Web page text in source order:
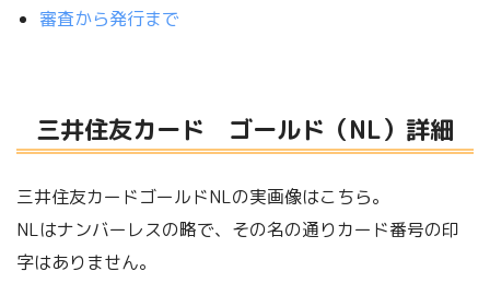
審査から発行まで
三井住友カード ゴールド（NL）詳細
三井住友カードゴールドNLの実画像はこちら。
NLはナンバーレスの略で、その名の通りカード番号の印
字はありません。